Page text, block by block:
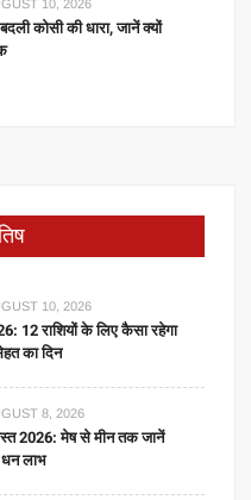
10, 2026
कोसी की धारा, जानें क्यों
10, 2026
12 राशियों के लिए कैसा रहेगा
का दिन
8, 2026
2026: मेष से मीन तक जानें
लाभ